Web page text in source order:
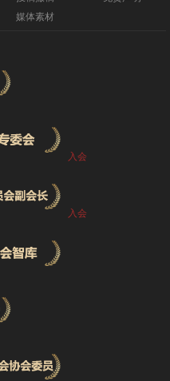
媒体素材
入会
入会